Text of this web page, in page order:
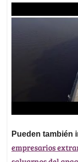
Pueden también
empresarios